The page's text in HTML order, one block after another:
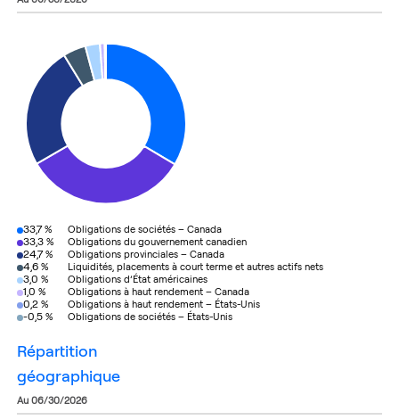
33,7 % Obligations de sociétés – Canada
33,3 % Obligations du gouvernement canadien
24,7 % Obligations provinciales – Canada
4,6 % Liquidités, placements à court terme et autres actifs nets
3,0 % Obligations d’État américaines
1,0 % Obligations à haut rendement – Canada
0,2 % Obligations à haut rendement – États-Unis
-0,5 % Obligations de sociétés – États-Unis
répartition
géographique
au 06/30/2026